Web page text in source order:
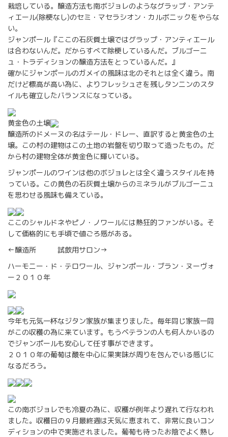
栽培している。醸造方法も南ボジョレのようなグラップ・アンテ
ィエール(除梗なし)のセミ・マセラシオン・カルボニックをやらな
い。
ジャンポール『ここの石灰質土壌ではグラップ・アンティエール
は合わないんだ。だからすべて除梗しているんだ。ブルゴーニ
ュ・トラディションの醸造方法をとっているんだ。』
確かにジャンポールのガメイの風味は北のそれとは全く違う。南
だけど標高が高い為に、よりフレッシュさを残しタンニンのスタ
イルも確立したバランスになっている。
黄金色の土壌
醸造所のドメーヌの名はテール・ドレー、直訳すると黄金色の土
壌。この村の建物はこの土地の岩盤を切り取って造ったもの。だ
から村の建物全体が黄金色に輝いている。
ジャンポールのワインは他のボジョレとは全く違うスタイルを持
っている。この黄色の石灰質土壌からのミネラルがブルゴーニュ
を思わせる風味も備えている。
ここのシャルドネやピノ・ノワールには熱狂的ファンがいる。そ
して価格的にも手頃で値ごろ感がある。
←醸造所 試飲用サロン→
ハーモニー・ド・テロワール、ジャンポール・ブラン・ヌーヴォ
ー２０１０年
今年も元気一杯なジタン家族が集まりました。毎年同じ家族一同
がこの収穫の為に来ています。もうベテランの人も何人かいるの
でジャンポールも安心して任す事ができます。
２０１０年の葡萄は酸を中心に果実味が周りを包んでいる感じに
なるだろう。
この南ボジョレでも冷夏の為に、収穫が例年より遅れて行なわれ
ました。収穫日の９月最終週は天気に恵まれて、非常に良いコン
ディションの中で実施されました。葡萄も待ったお陰でよく熟し